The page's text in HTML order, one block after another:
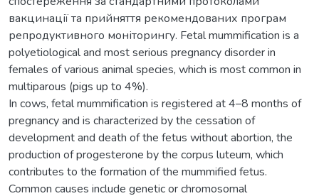
вакцинації та прийняття рекомендованих програм
репродуктивного моніторингу. Fetal mummification is a
polyetiological and most serious pregnancy disorder in
females of various animal species, which is most common in
multiparous (pigs up to 4%).
In cows, fetal mummification is registered at 4–8 months of
pregnancy and is characterized by the cessation of
development and death of the fetus without abortion, the
production of progesterone by the corpus luteum, which
contributes to the formation of the mummified fetus.
Common causes include genetic or chromosomal